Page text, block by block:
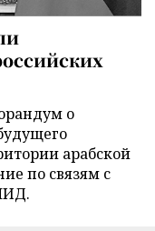
о
арабской
по связям с